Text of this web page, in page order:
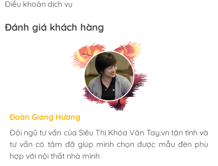
Điều khoản dịch vụ
Đánh giá khách hàng
Hương Suri
Mình rất ưng khi đến Siêu Thị Khóa Vân Tay.vn. Ở đây
có rất nhiều mặt hàng phong phú, tha hồ lựa chọn.
Nhân viên chuyên nghiệp, nhiệt tình. Chúc Hati ngày
Đoàn Giang Hương
Đội ngũ tư vấn của Siêu Thị Khóa Vân Tay.vn tận tình và
tư vấn có tâm đã giúp mình chọn được mẫu đèn phù
hợp với nội thất nhà mình
Ngọc Anh
Mua đèn tại Siêu Thị Khóa Vân Tay.vn mình hoàn toàn
yên tâm với chính sách bảo hành 24 tháng tại nhà. Bạn
kĩ thuật lắp đặt rất cận thận và chu đáo